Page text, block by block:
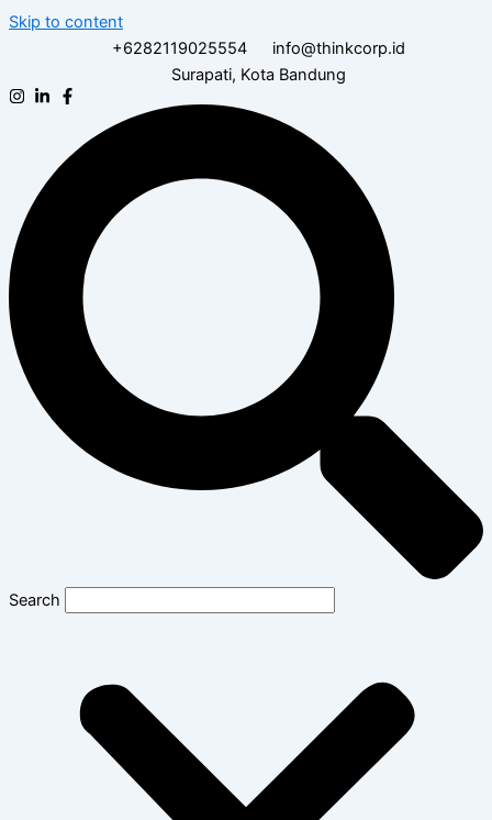
Skip to content
+6282119025554
info@thinkcorp.id
Surapati, Kota Bandung
Search